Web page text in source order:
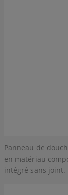
Panneau de
en matériau
intégré sans joint.